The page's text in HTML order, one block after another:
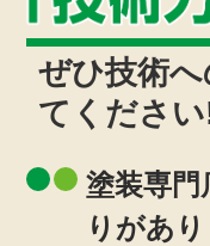
ぜひ技術
てくださ
塗装専
りがあり